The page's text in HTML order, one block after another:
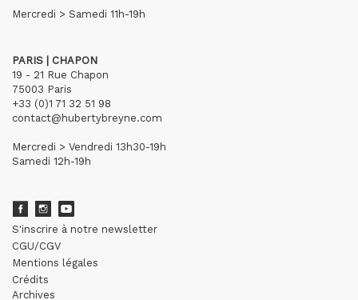
Mercredi > Samedi 11h-19h
PARIS | CHAPON
19 - 21 Rue Chapon
75003 Paris
+33 (0)1 71 32 51 98
contact@hubertybreyne.com
Mercredi > Vendredi 13h30-19h
Samedi 12h-19h
S'inscrire à notre newsletter
CGU/CGV
Mentions légales
Crédits
Archives